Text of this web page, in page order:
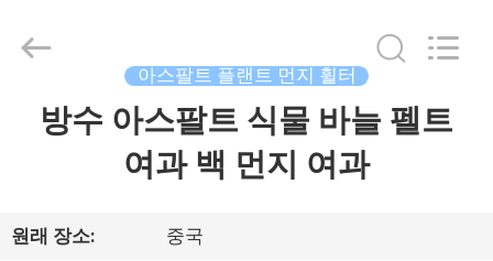
제
2026
CO.,LTD.
아스팔트 플랜트 먼지 휠터
방수 아스팔트 식물 바늘 펠트
여과 백 먼지 여과
원래 장소: 중국